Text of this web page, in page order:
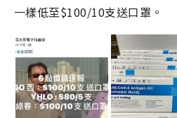
一樣低至$100/10支送口罩。